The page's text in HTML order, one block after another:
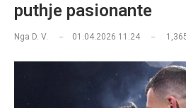
puthje pasionante
Nga D. V. 01.04.2026 11:24